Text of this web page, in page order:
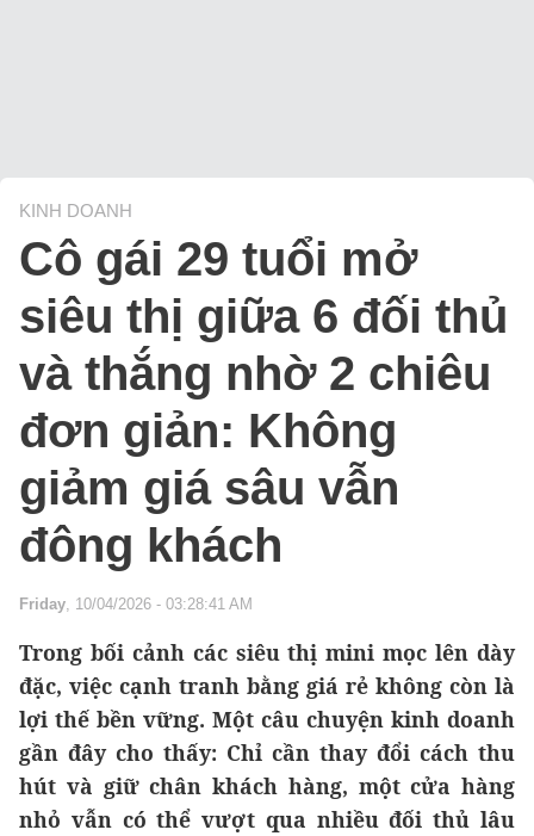
KINH DOANH
Cô gái 29 tuổi mở
siêu thị giữa 6 đối thủ
và thắng nhờ 2 chiêu
đơn giản: Không
giảm giá sâu vẫn
đông khách
Friday, 10/04/2026 - 03:28:41 AM
Trong bối cảnh các siêu thị mini mọc lên dày
đặc, việc cạnh tranh bằng giá rẻ không còn là
lợi thế bền vững. Một câu chuyện kinh doanh
gần đây cho thấy: Chỉ cần thay đổi cách thu
hút và giữ chân khách hàng, một cửa hàng
nhỏ vẫn có thể vượt qua nhiều đối thủ lâu